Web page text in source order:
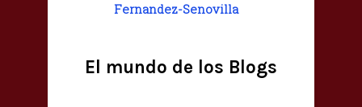
Fernandez-Senovilla
El mundo de los Blogs